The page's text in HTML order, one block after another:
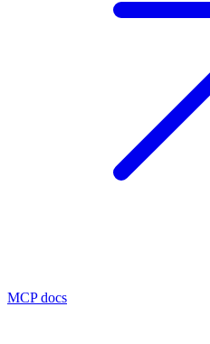
MCP docs